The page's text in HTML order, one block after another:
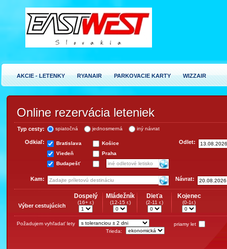
AKCIE - LETENKY RYANAIR PARKOVACIE KARTY WIZZAIR
Online rezervácia leteniek
Typ cesty: spiatočná jednosmerná iný návrat
Odkiaľ: Bratislava
Košice
Viedeň
Praha
Budapešť
Odlet:
Kam: Návrat:
Výber cestujúcich
Dospelý
(16+ r.)
Mládežník
(12-15 r.)
Dieťa
(2-11 r.)
Kojenec
(0-1r.)
Požadujem vyhľadať lety
priamy let
Trieda: